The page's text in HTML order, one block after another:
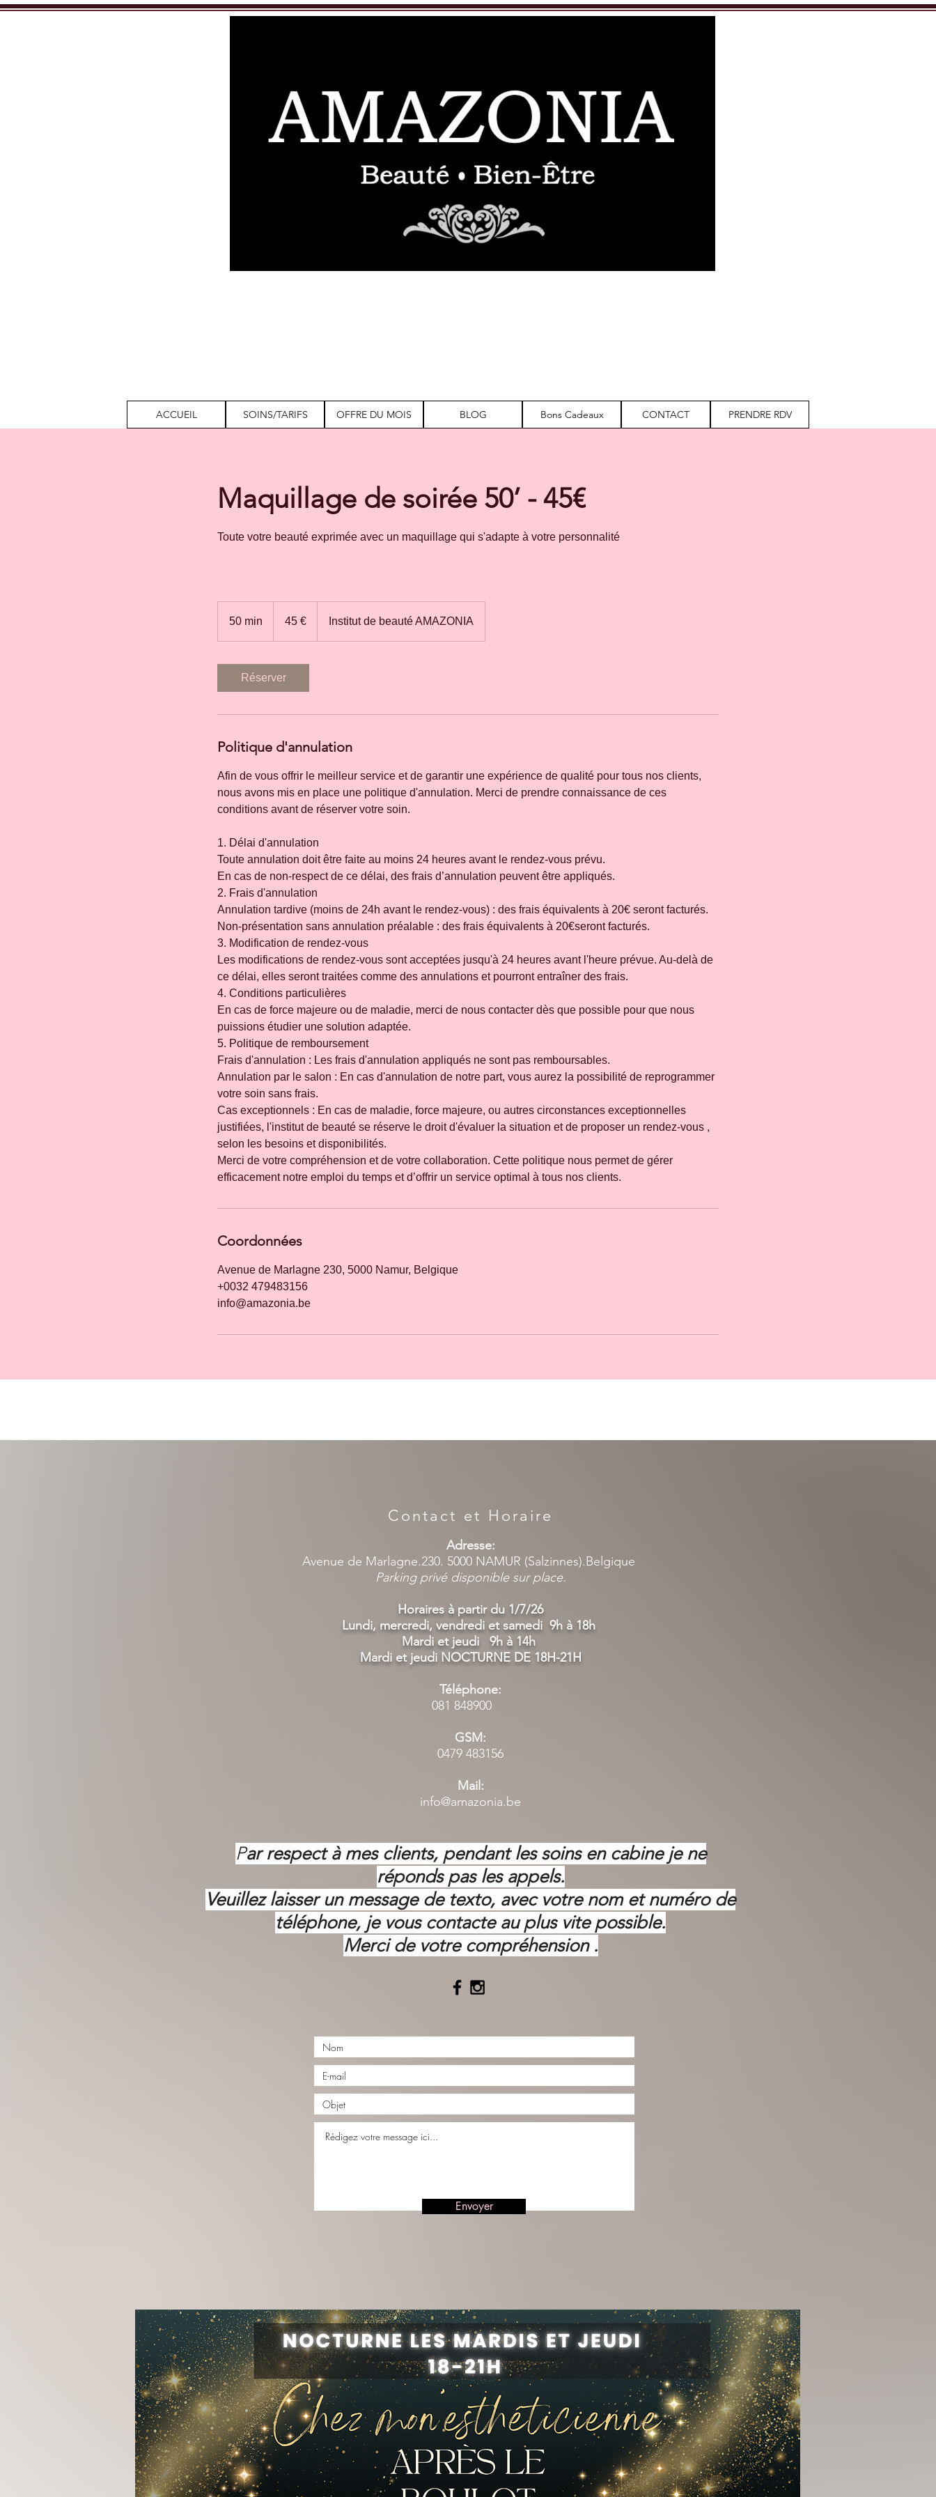
ACCUEIL SOINS/TARIFS OFFRE DU MOIS BLOG Bons Cadeaux CONTACT PRENDRE RDV
Maquillage de soirée 50’ - 45€
Toute votre beauté exprimée avec un maquillage qui s'adapte à votre personnalité
50 min 45 € Institut de beauté AMAZONIA
Réserver
Politique d'annulation
Afin de vous offrir le meilleur service et de garantir une expérience de qualité pour tous nos clients,
nous avons mis en place une politique d'annulation. Merci de prendre connaissance de ces
conditions avant de réserver votre soin.
1. Délai d'annulation
Toute annulation doit être faite au moins 24 heures avant le rendez-vous prévu.
En cas de non-respect de ce délai, des frais d’annulation peuvent être appliqués.
2. Frais d'annulation
Annulation tardive (moins de 24h avant le rendez-vous) : des frais équivalents à 20€ seront facturés.
Non-présentation sans annulation préalable : des frais équivalents à 20€seront facturés.
3. Modification de rendez-vous
Les modifications de rendez-vous sont acceptées jusqu'à 24 heures avant l'heure prévue. Au-delà de
ce délai, elles seront traitées comme des annulations et pourront entraîner des frais.
4. Conditions particulières
En cas de force majeure ou de maladie, merci de nous contacter dès que possible pour que nous
puissions étudier une solution adaptée.
5. Politique de remboursement
Frais d'annulation : Les frais d'annulation appliqués ne sont pas remboursables.
Annulation par le salon : En cas d'annulation de notre part, vous aurez la possibilité de reprogrammer
votre soin sans frais.
Cas exceptionnels : En cas de maladie, force majeure, ou autres circonstances exceptionnelles
justifiées, l'institut de beauté se réserve le droit d'évaluer la situation et de proposer un rendez-vous ,
selon les besoins et disponibilités.
Merci de votre compréhension et de votre collaboration. Cette politique nous permet de gérer
Coordonnées
Avenue de Marlagne 230, 5000 Namur, Belgique
+0032 479483156
info@amazonia.be
Contact et Horaire
Adresse:
Avenue de Marlagne.230. 5000 NAMUR (Salzinnes).Belgique
Parking privé disponible sur place.
Horaires à partir du 1/7/26
Lundi, mercredi, vendredi et samedi 9h à 18h
Mardi et jeudi 9h à 14h
Mardi et jeudi NOCTURNE DE 18H-21H
Téléphone:
081 848900
GSM:
0479 483156
Mail:
info@amazonia.be
Par respect à mes clients, pendant les soins en cabine je ne
réponds pas les appels.
Veuillez laisser un message de texto, avec votre nom et numéro de
téléphone, je vous contacte au plus vite possible.
Merci de votre compréhension .
Envoyer